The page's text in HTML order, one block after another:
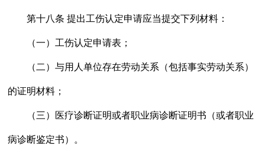
第十八条 提出工伤认定申请应当提交下列材料：
（一）工伤认定申请表；
（二）与用人单位存在劳动关系（包括事实劳动关系）
的证明材料；
（三）医疗诊断证明或者职业病诊断证明书（或者职业
病诊断鉴定书）。